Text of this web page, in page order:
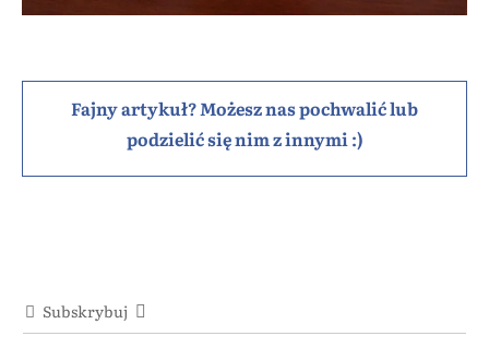
Fajny artykuł? Możesz nas pochwalić lub
podzielić się nim z innymi :)
Subskrybuj